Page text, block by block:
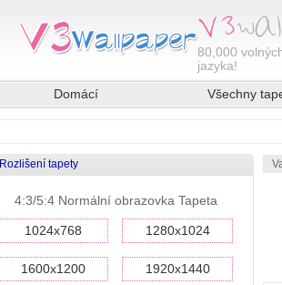
80,000
jazyka!
Domácí Všechny
Rozlišení tapety
4:3/5:4 Normální obrazovka Tapeta
1024x768 1280x1024
1600x1200 1920x1440